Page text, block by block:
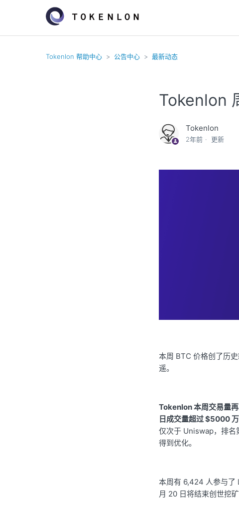
Tokenlon 帮助中心 公告中心 最新动态
Tokenlon
Tokenlon
2年前 更新
本周 BTC 价格创了历
遥。
Tokenlon 本周交易量
日成交量超过 $5000
仅次于 Uniswap，排名
得到优化。
本周有 6,424 人参与了
月 20 日将结束创世挖